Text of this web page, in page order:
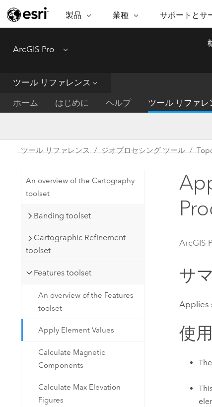
製品
ARCGIS
ArcGIS Online
完全な SaaS マッピング プラット
ArcGIS Enterprise
マッピング &amp; 空間解析アプリ
業種
業種
自然保護
公共エネルギー
地方
持続
電気
水道
サポートとサ
サポートとサー
ArcGIS Pro Menu
ツール リファレンス
ホーム はじめに ヘルプ ツール リファレ
ツール リファレンス ジオプロセシング ツール
An overview of the Cartography
toolset
Banding toolset
Cartographic Refinement
toolset
Features toolset
An overview of the Features
toolset
Apply Element Values
Calculate Magnetic
Components
Calculate Max Elevation
Figures
ArcGIS
サ
Applies
使